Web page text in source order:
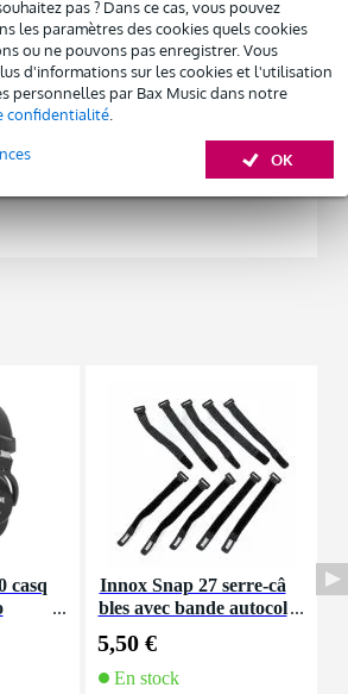
pas ? Dans ce cas, vous pouvez
les paramètres des cookies quels cookies
ou ne pouvons pas enregistrer. Vous
d'informations sur les cookies et l'utilisation
personnelles par Bax Music dans notre
confidentialité
OK
casq
Innox Snap 27 serre-câ
bles avec bande autocol
5,50 €
En stock